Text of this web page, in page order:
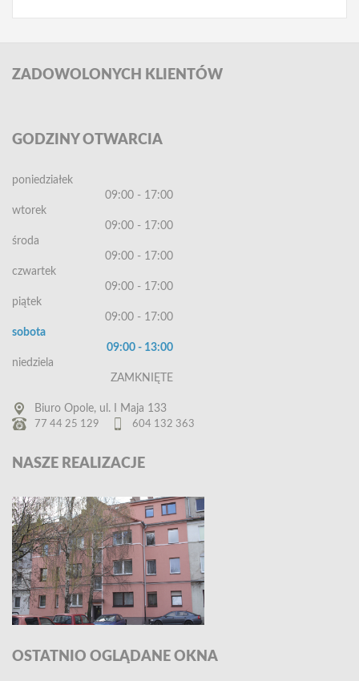
ZADOWOLONYCH KLIENTÓW
GODZINY OTWARCIA
poniedziałek
09:00 - 17:00
wtorek
09:00 - 17:00
środa
09:00 - 17:00
czwartek
09:00 - 17:00
piątek
09:00 - 17:00
sobota
09:00 - 13:00
niedziela
ZAMKNIĘTE
Biuro Opole, ul. I Maja 133
77 44 25 129
604 132 363
NASZE REALIZACJE
OSTATNIO OGLĄDANE OKNA